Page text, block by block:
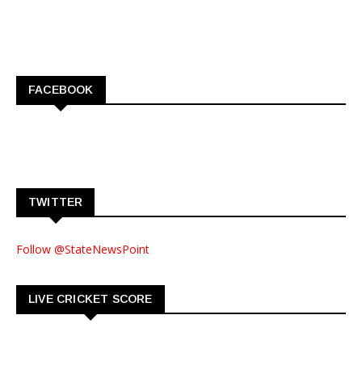
FACEBOOK
TWITTER
Follow @StateNewsPoint
LIVE CRICKET SCORE